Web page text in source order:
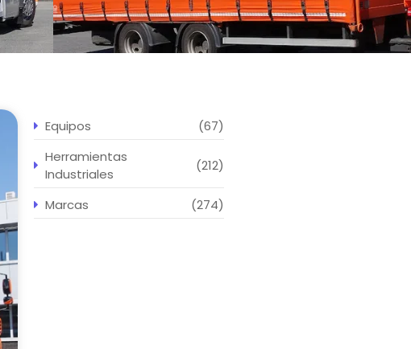
Equipos
(67)
Herramientas
Industriales
(212)
Marcas (274)